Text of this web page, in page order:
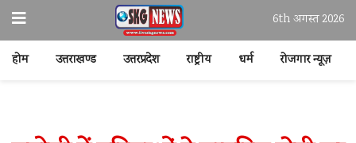
6th अगस्त 2026
होम उत्तराखण्ड उत्तरप्रदेश राष्ट्रीय धर्म रोजगार न्यूज़